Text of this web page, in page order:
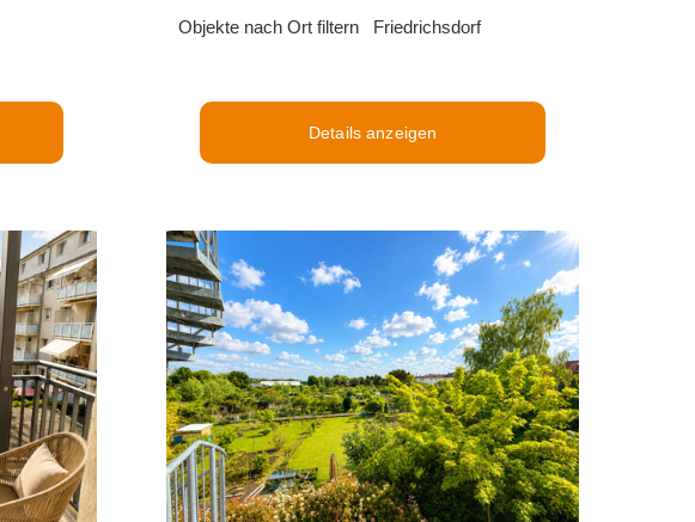
Objekte nach Ort filtern Friedrichsdorf
Details anzeigen